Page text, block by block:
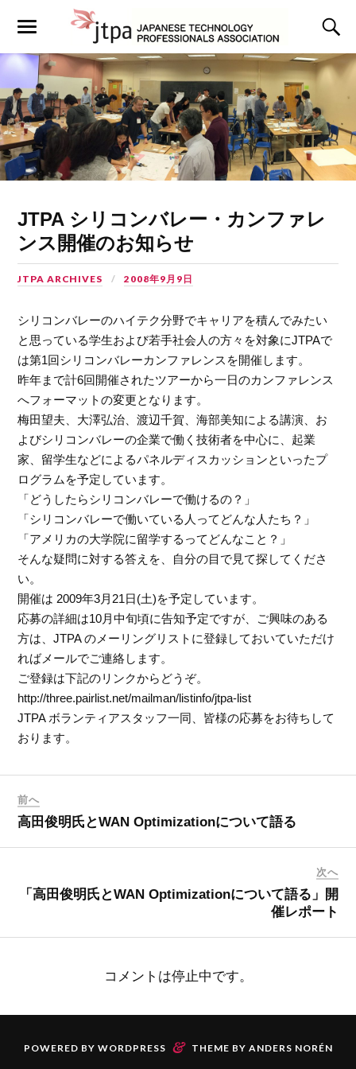
JTPA シリコンバレー・カンファレ
ンス開催のお知らせ
JTPA ARCHIVES 2008年9月9日
シリコンバレーのハイテク分野でキャリアを積んでみたい
と思っている学生および若手社会人の方々を対象にJTPAで
は第1回シリコンバレーカンファレンスを開催します。
昨年まで計6回開催されたツアーから一日のカンファレンス
へフォーマットの変更となります。
梅田望夫、大澤弘治、渡辺千賀、海部美知による講演、お
よびシリコンバレーの企業で働く技術者を中心に、起業
家、留学生などによるパネルディスカッションといったプ
ログラムを予定しています。
「どうしたらシリコンバレーで働けるの？」
「シリコンバレーで働いている人ってどんな人たち？」
「アメリカの大学院に留学するってどんなこと？」
そんな疑問に対する答えを、自分の目で見て探してくださ
い。
開催は 2009年3月21日(土)を予定しています。
応募の詳細は10月中旬頃に告知予定ですが、ご興味のある
方は、JTPA のメーリングリストに登録しておいていただけ
ればメールでご連絡します。
ご登録は下記のリンクからどうぞ。
http://three.pairlist.net/mailman/listinfo/jtpa-list
JTPA ボランティアスタッフ一同、皆様の応募をお待ちして
おります。
前へ
高田俊明氏とWAN Optimizationについて語る
次へ
「高田俊明氏とWAN Optimizationについて語る」開
催レポート
コメントは停止中です。
POWERED BY WORDPRESS & THEME BY ANDERS NORÉN